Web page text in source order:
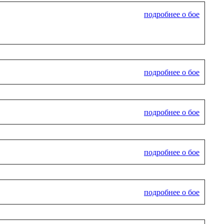
подробнее о бое
подробнее о бое
подробнее о бое
подробнее о бое
подробнее о бое